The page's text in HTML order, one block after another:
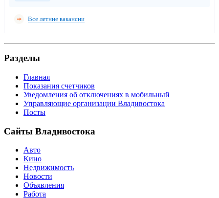
Все летние вакансии
Разделы
Главная
Показания счетчиков
Уведомления об отключениях в мобильный
Управляющие организации Владивостока
Посты
Сайты Владивостока
Авто
Кино
Недвижимость
Новости
Объявления
Работа